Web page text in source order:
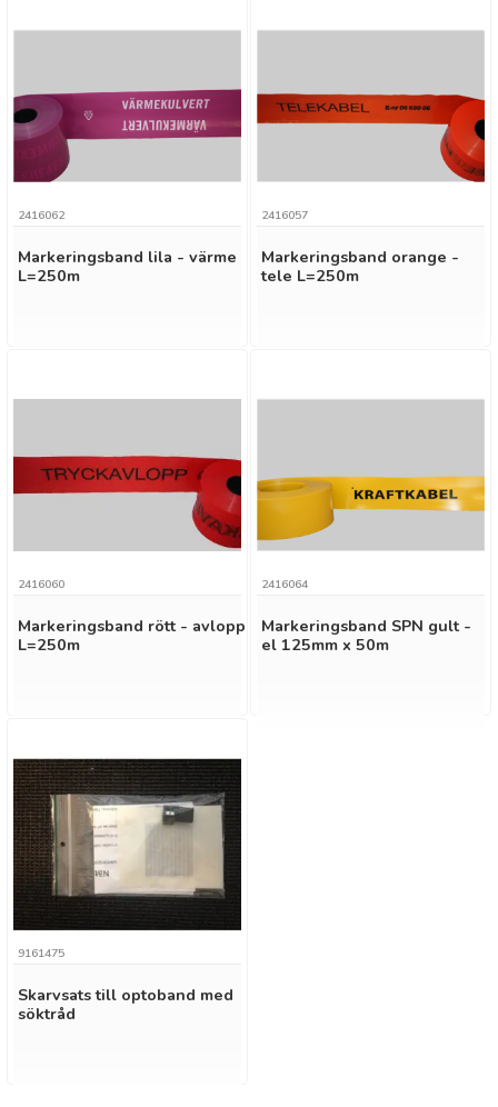
Markeringsband lila - värme
L=250m
2416062
Markeringsband orange -
tele L=250m
2416057
Markeringsband rött - avlopp
L=250m
2416060
Markeringsband SPN gult -
el 125mm x 50m
2416064
Skarvsats till optoband med
söktråd
9161475